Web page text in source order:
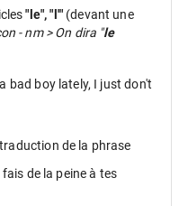
"le", "l'" (devant une
- nm > On dira "le
bad boy lately, I just don't
de la phrase
de la peine à tes